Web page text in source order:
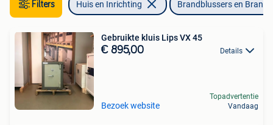
Filters Huis en Inrichting Brandblussers en
Gebruikte kluis Lips VX 45
€ 895,00 Details
Bezoek website
Topadvertentie
Vandaag